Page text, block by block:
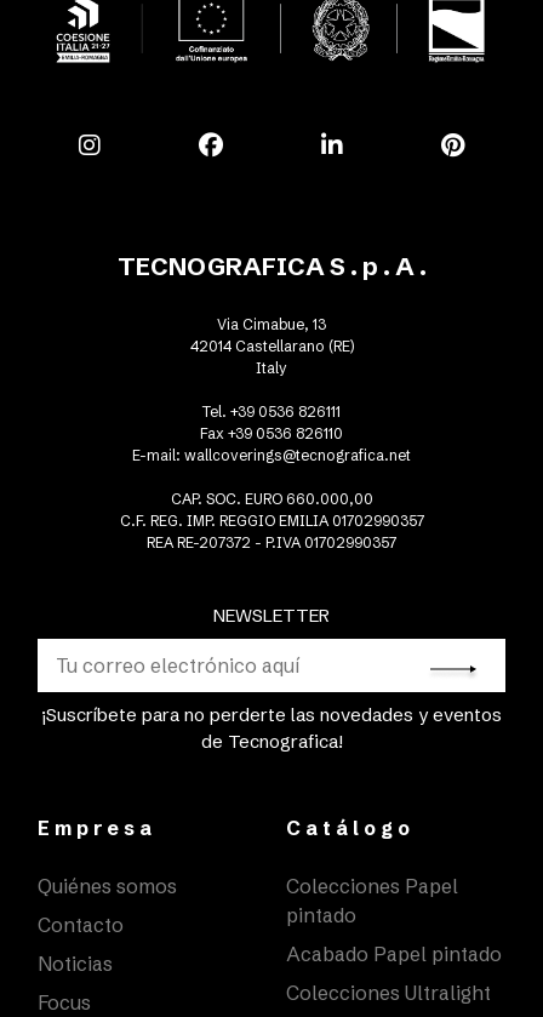
NEWSLETTER
¡Suscríbete para no perderte las novedades y eventos
de Tecnografica!
TECNOGRAFICA S . p . A .
Via Cimabue, 13
42014 Castellarano (RE)
Italy
Tel. +39 0536 826111
Fax +39 0536 826110
E-mail: wallcoverings@tecnografica.net
CAP. SOC. EURO 660.000,00
C.F. REG. IMP. REGGIO EMILIA 01702990357
REA RE-207372 - P.IVA 01702990357
Empresa
Quiénes somos
Contacto
Noticias
Focus
Catálogo
Colecciones Papel
pintado
Acabado Papel pintado
Colecciones Ultralight